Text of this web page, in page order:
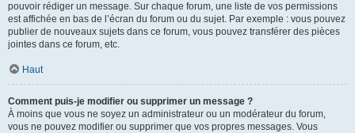
pouvoir rédiger un message. Sur chaque forum, une liste de vos permissions
est affichée en bas de l’écran du forum ou du sujet. Par exemple : vous pouvez
publier de nouveaux sujets dans ce forum, vous pouvez transférer des pièces
jointes dans ce forum, etc.
Haut
Comment puis-je modifier ou supprimer un message ?
À moins que vous ne soyez un administrateur ou un modérateur du forum,
vous ne pouvez modifier ou supprimer que vos propres messages. Vous